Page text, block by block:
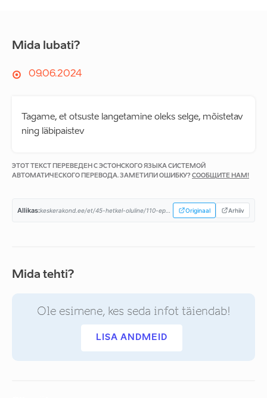
Mida lubati?
09.06.2024
Tagame, et otsuste langetamine oleks selge, mõistetav
ning läbipaistev
ЭТОТ ТЕКСТ ПЕРЕВЕДЕН С ЭСТОНСКОГО ЯЗЫКА СИСТЕМОЙ
АВТОМАТИЧЕСКОГО ПЕРЕВОДА. ЗАМЕТИЛИ ОШИБКУ? СООБЩИТЕ НАМ!
Allikas: Originaal Arhiiv
Mida tehti?
Ole esimene, kes seda infot täiendab!
LISA ANDMEID